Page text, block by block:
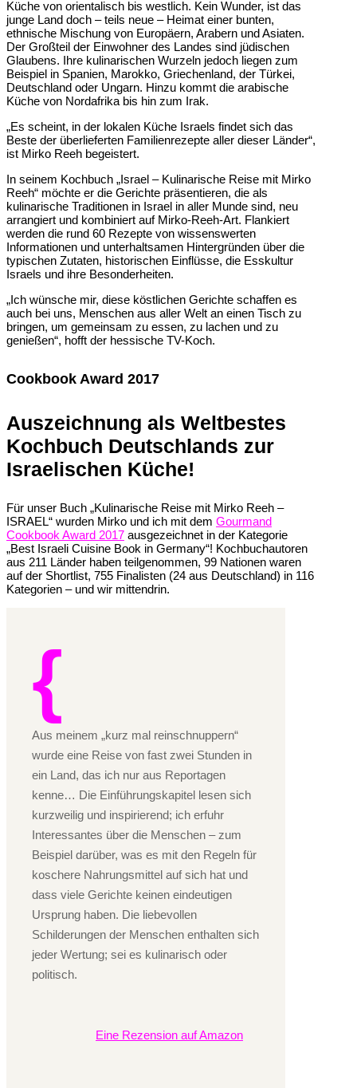
Küche von orientalisch bis westlich. Kein Wunder, ist das
junge Land doch – teils neue – Heimat einer bunten,
ethnische Mischung von Europäern, Arabern und Asiaten.
Der Großteil der Einwohner des Landes sind jüdischen
Glaubens. Ihre kulinarischen Wurzeln jedoch liegen zum
Beispiel in Spanien, Marokko, Griechenland, der Türkei,
Deutschland oder Ungarn. Hinzu kommt die arabische
Küche von Nordafrika bis hin zum Irak.
„Es scheint, in der lokalen Küche Israels findet sich das
Beste der überlieferten Familienrezepte aller dieser Länder“,
ist Mirko Reeh begeistert.
In seinem Kochbuch „Israel – Kulinarische Reise mit Mirko
Reeh“ möchte er die Gerichte präsentieren, die als
kulinarische Traditionen in Israel in aller Munde sind, neu
arrangiert und kombiniert auf Mirko-Reeh-Art. Flankiert
werden die rund 60 Rezepte von wissenswerten
Informationen und unterhaltsamen Hintergründen über die
typischen Zutaten, historischen Einflüsse, die Esskultur
Israels und ihre Besonderheiten.
„Ich wünsche mir, diese köstlichen Gerichte schaffen es
auch bei uns, Menschen aus aller Welt an einen Tisch zu
bringen, um gemeinsam zu essen, zu lachen und zu
genießen“, hofft der hessische TV-Koch.
Cookbook Award 2017
Auszeichnung als Weltbestes
Kochbuch Deutschlands zur
Israelischen Küche!
Für unser Buch „Kulinarische Reise mit Mirko Reeh –
ISRAEL“ wurden Mirko und ich mit dem Gourmand
Cookbook Award 2017 ausgezeichnet in der Kategorie
„Best Israeli Cuisine Book in Germany“! Kochbuchautoren
aus 211 Länder haben teilgenommen, 99 Nationen waren
auf der Shortlist, 755 Finalisten (24 aus Deutschland) in 116
Kategorien – und wir mittendrin.
Aus meinem „kurz mal reinschnuppern“
wurde eine Reise von fast zwei Stunden in
ein Land, das ich nur aus Reportagen
kenne… Die Einführungskapitel lesen sich
kurzweilig und inspirierend; ich erfuhr
Interessantes über die Menschen – zum
Beispiel darüber, was es mit den Regeln für
koschere Nahrungsmittel auf sich hat und
dass viele Gerichte keinen eindeutigen
Ursprung haben. Die liebevollen
Schilderungen der Menschen enthalten sich
jeder Wertung; sei es kulinarisch oder
politisch.
Eine Rezension auf Amazon